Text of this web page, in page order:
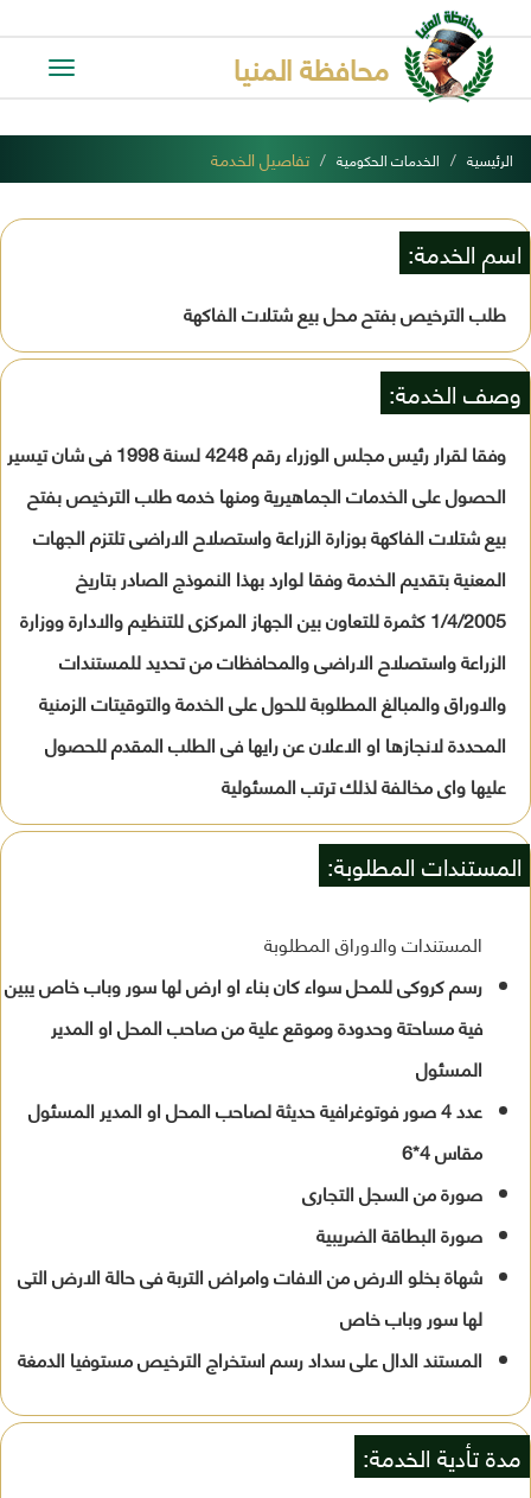
Toggle
محافظة المنيا
الرئيسية الخدمات الحكومية تفاصيل الخدمة
اسم الخدمة:
طلب الترخيص بفتح محل بيع شتلات الفاكهة
وصف الخدمة:
وفقا لقرار رئيس مجلس الوزراء رقم 4248 لسنة 1998 فى شان تيسير
الحصول على الخدمات الجماهيرية ومنها خدمه طلب الترخيص بفتح
بيع شتلات الفاكهة بوزارة الزراعة واستصلاح الاراضى تلتزم الجهات
المعنية بتقديم الخدمة وفقا لوارد بهذا النموذج الصادر بتاريخ
1/4/2005 كثمرة للتعاون بين الجهاز المركزى للتنظيم والادارة ووزارة
الزراعة واستصلاح الاراضى والمحافظات من تحديد للمستندات
والاوراق والمبالغ المطلوبة للحول على الخدمة والتوقيتات الزمنية
المحددة لانجازها او الاعلان عن رايها فى الطلب المقدم للحصول
عليها واى مخالفة لذلك ترتب المسئولية
المستندات المطلوبة:
المستندات والاوراق المطلوبة
رسم كروكى للمحل سواء كان بناء او ارض لها سور وباب خاص يبين
فية مساحتة وحدودة وموقع علية من صاحب المحل او المدير
المسئول
عدد 4 صور فوتوغرافية حديثة لصاحب المحل او المدير المسئول
مقاس 4*6
صورة من السجل التجارى
صورة البطاقة الضريبية
شهاة بخلو الارض من الافات وامراض التربة فى حالة الارض التى
لها سور وباب خاص
المستند الدال على سداد رسم استخراج الترخيص مستوفيا الدمغة
مدة تأدية الخدمة: